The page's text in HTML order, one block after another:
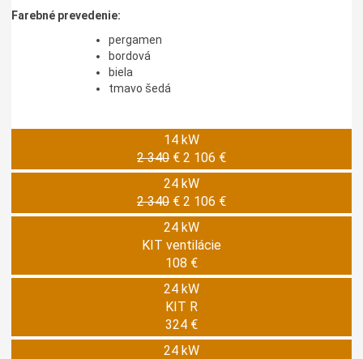
Farebné prevedenie:
pergamen
bordová
biela
tmavo šedá
14 kW
2 340 € 2 106 €
24 kW
2 340 € 2 106 €
24 kW
KIT ventilácie
108 €
24 kW
KIT R
324 €
24 kW